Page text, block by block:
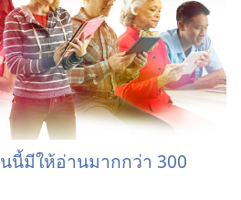
นนี้มีให้อ่านมากกว่า 300